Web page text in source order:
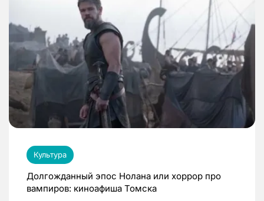
Культура
Долгожданный эпос Нолана или хоррор про
вампиров: киноафиша Томска